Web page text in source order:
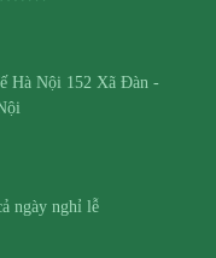
Hà Nội 152 Xã Đàn -
ngày nghỉ lễ